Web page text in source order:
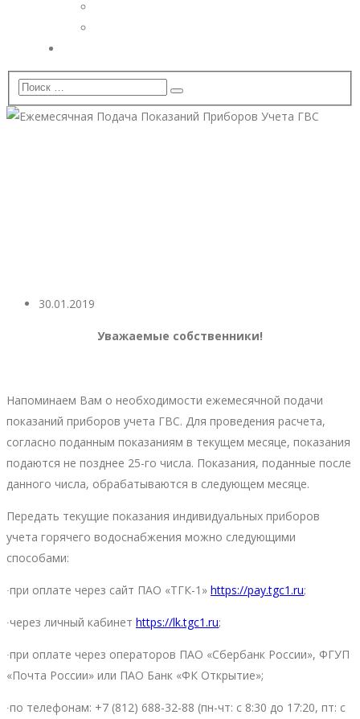
30.01.2019
Уважаемые собственники!
Напоминаем Вам о необходимости ежемесячной подачи
показаний приборов учета ГВС. Для проведения расчета,
согласно поданным показаниям в текущем месяце, показания
подаются не позднее 25-го числа. Показания, поданные после
данного числа, обрабатываются в следующем месяце.
Передать текущие показания индивидуальных приборов
учета горячего водоснабжения можно следующими
способами:
∙при оплате через сайт ПАО «ТГК-1» https://pay.tgc1.ru;
∙через личный кабинет https://lk.tgc1.ru;
∙при оплате через операторов ПАО «Сбербанк России», ФГУП
«Почта России» или ПАО Банк «ФК Открытие»;
∙по телефонам: +7 (812) 688-32-88 (пн-чт: с 8:30 до 17:20, пт: с